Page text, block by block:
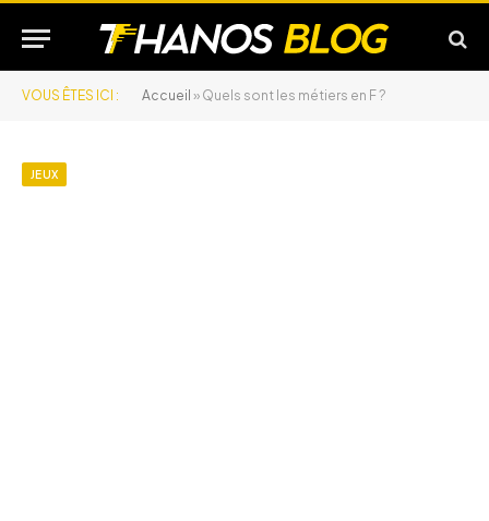
VOUS ÊTES ICI : Accueil » Quels sont les métiers en F ?
JEUX